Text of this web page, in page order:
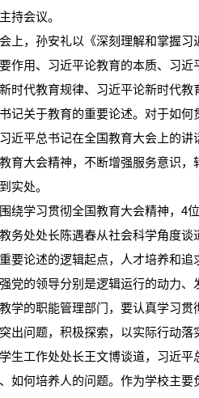
持会议。
，孙安礼以《深刻理解和掌握习
作用、习近平论教育的本质、习
时代教育规律、习近平论新时代
记关于教育的重要论述。对于如
近平总书记在全国教育大会上的
育大会精神，不断增强服务意识
实处。
学习贯彻全国教育大会精神，4位
处处长陈遇春从社会科学角度谈
要论述的逻辑起点，人才培养和
党的领导分别是逻辑运行的动力
学的职能管理部门，要认真学习
出问题，积极探索，以实际行动
工作处处长王文博谈道，习近平
如何培养人的问题。作为学校主